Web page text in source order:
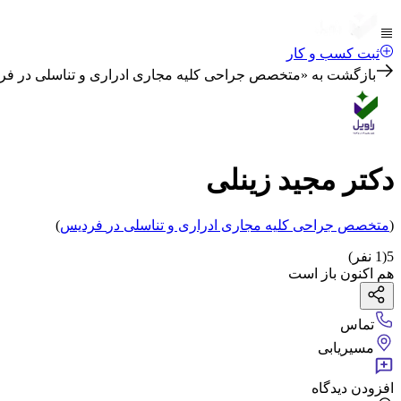
ثبت کسب و کار
بازگشت به «متخصص جراحی کلیه مجاری ادراری و تناسلی در
دکتر مجید زینلی
(متخصص جراحی کلیه مجاری ادراری و تناسلی در فردیس)
5
(
1 نفر)
هم اکنون باز است
تماس
مسیریابی
افزودن دیدگاه